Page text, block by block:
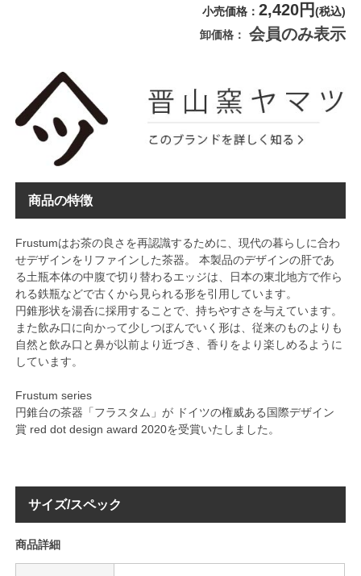
小売価格 2,420円(税込)
卸価格
会員のみ表示
商品の特徴
Frustumはお茶の良さを再認識するために、現代の暮らしに合わ
せデザインをリファインした茶器。 本製品のデザインの肝であ
る土瓶本体の中腹で切り替わるエッジは、日本の東北地方で作ら
れる鉄瓶などで古くから見られる形を引用しています。
円錐形状を湯呑に採用することで、持ちやすさを与えています。
また飲み口に向かって少しつぼんでいく形は、従来のものよりも
自然と飲み口と鼻が以前より近づき、香りをより楽しめるように
しています。
Frustum series
円錐台の茶器「フラスタム」が ドイツの権威ある国際デザイン
賞 red dot design award 2020を受賞いたしました。
サイズ/スペック
商品詳細